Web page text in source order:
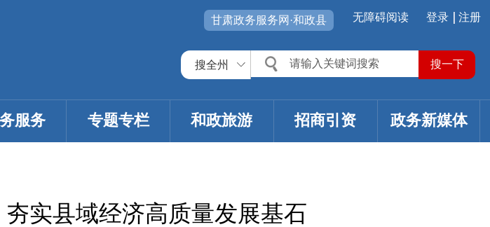
登录 注册
无障碍阅读
甘肃政务服务网·和政县
搜全州
服务 专题专栏 和政旅游 招商引资 政务新媒体
实县域经济高质量发展基石